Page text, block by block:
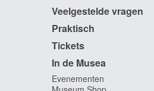
Deinze 1886
Scacco
Verona
Scaron
Elsene /
Veelgestelde vragen
Praktisch
Tickets
In de Musea
Evenementen